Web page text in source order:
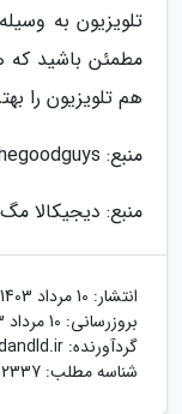
تلویزیون به
مطمئن باشید
هم تلویزیون را
منبع: thegoodguys
منبع: دیجیکالا مگ
انتشار: 10 مرداد 1403
بروزرسانی: 10 مرداد 1403
گردآورنده:
شناسه مطلب: 2337